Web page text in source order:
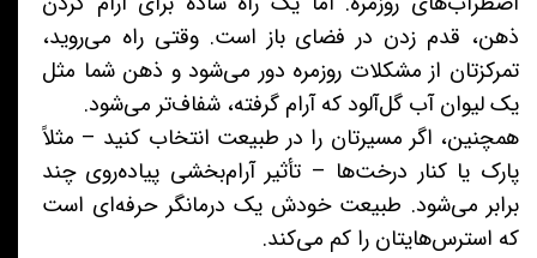
ذهن، قدم زدن در فضای باز است. وقتی راه می‌روید،
تمرکزتان از مشکلات روزمره دور می‌شود و ذهن شما مثل
یک لیوان آب گل‌آلود که آرام گرفته، شفاف‌تر می‌شود.
همچنین، اگر مسیرتان را در طبیعت انتخاب کنید – مثلاً
پارک یا کنار درخت‌ها – تأثیر آرام‌بخشی پیاده‌روی چند
برابر می‌شود. طبیعت خودش یک درمانگر حرفه‌ای است
که استرس‌هایتان را کم می‌کند.